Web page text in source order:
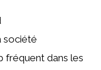
société
fréquent dans les